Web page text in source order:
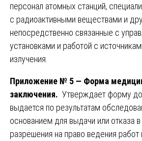
персонал атомных станций,
с радиоактивными веществами и
непосредственно связанные с
установками и работой с
излучения.
Приложение № 5 — Форма
заключения. Утверждает форму
выдается по результатам
основанием для выдачи или отказа
разрешения на право ведения работ